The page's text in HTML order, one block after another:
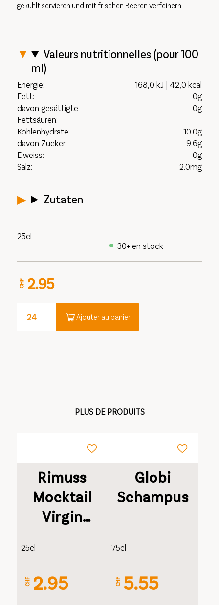
gekühlt servieren und mit frischen Beeren verfeinern.
Valeurs nutritionnelles (pour 100
ml)
Energie:
168,0 kJ | 42,0 kcal
Fett:
0g
davon gesättigte
Fettsäuren:
0g
Kohlenhydrate:
10.0g
davon Zucker:
9.6g
Eiweiss:
0g
Salz:
2.0mg
Zutaten
25cl
30+ en stock
CHF 2.95
Ajouter au panier
PLUS DE PRODUITS
Rimuss
Mocktail
Virgin
25cl
CHF 2.95
Globi
Schampus
75cl
CHF 5.55